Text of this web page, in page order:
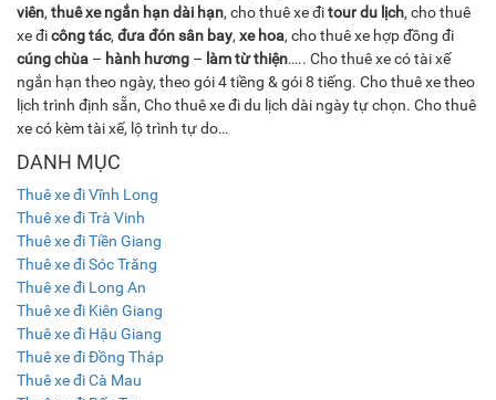
viên, thuê xe ngắn hạn dài hạn, cho thuê xe đitour du lịch, cho thuê
xe đicông tác, đưa đón sân bay, xe hoa, cho thuê xe hợp đồng đi
cúng chùa – hành hương – làm từ thiện….. Cho thuê xe có tài xế
ngắn hạn theo ngày, theo gói 4 tiềng & gói 8 tiếng. Cho thuê xe theo
lịch trình định sẵn, Cho thuê xe đi du lịch dài ngày tự chọn. Cho thuê
xe có kèm tài xế, lộ trình tự do…
DANH MỤC
Thuê xe đi Vĩnh Long
Thuê xe đi Trà Vinh
Thuê xe đi Tiền Giang
Thuê xe đi Sóc Trăng
Thuê xe đi Long An
Thuê xe đi Kiên Giang
Thuê xe đi Hậu Giang
Thuê xe đi Đồng Tháp
Thuê xe đi Cà Mau